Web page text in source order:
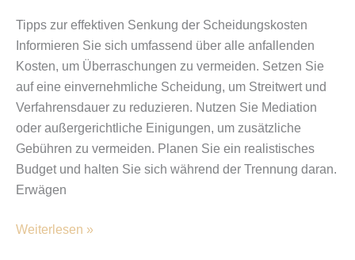
Tipps zur effektiven Senkung der Scheidungskosten
Informieren Sie sich umfassend über alle anfallenden
Kosten, um Überraschungen zu vermeiden. Setzen Sie
auf eine einvernehmliche Scheidung, um Streitwert und
Verfahrensdauer zu reduzieren. Nutzen Sie Mediation
oder außergerichtliche Einigungen, um zusätzliche
Gebühren zu vermeiden. Planen Sie ein realistisches
Budget und halten Sie sich während der Trennung daran.
Erwägen
Weiterlesen »